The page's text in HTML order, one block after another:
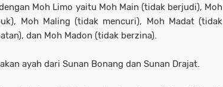
Moh Limo yaitu Moh Main (tidak berjudi), Moh
Moh Maling (tidak mencuri), Moh Madat (tidak
dan Moh Madon (tidak berzina).
ayah dari Sunan Bonang dan Sunan Drajat.